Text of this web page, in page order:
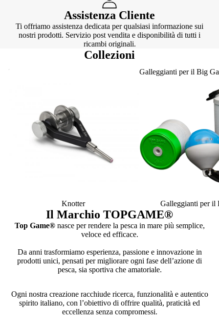
Assistenza Cliente
Ti offriamo assistenza dedicata per qualsiasi informazione sui
nostri prodotti. Servizio post vendita e disponibilità di tutti i
ricambi originali.
Collezioni
Knotter
Knotter
Galleggianti per il Big
Galleggianti per il
Il Marchio TOPGAME®
Top Game®nasce per rendere la pesca in mare più semplice,
veloce ed efficace.
Da anni trasformiamo esperienza, passione e innovazione in
prodotti unici, pensati per migliorare ogni fase dell’azione di
pesca, sia sportiva che amatoriale.
Ogni nostra creazione racchiude ricerca, funzionalità e autentico
spirito italiano, con l’obiettivo di offrire qualità, praticità ed
eccellenza senza compromessi.